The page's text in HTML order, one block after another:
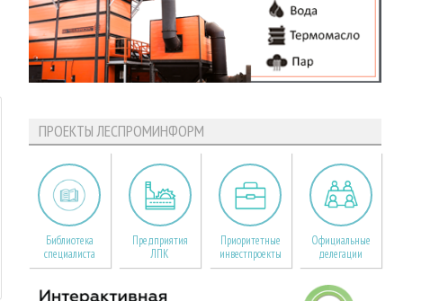
ПРОЕКТЫ ЛЕСПРОМИНФОРМ
Библиотека
специалиста
Предприятия
ЛПК
Приоритетные
инвестпроекты
Официальные
делегации